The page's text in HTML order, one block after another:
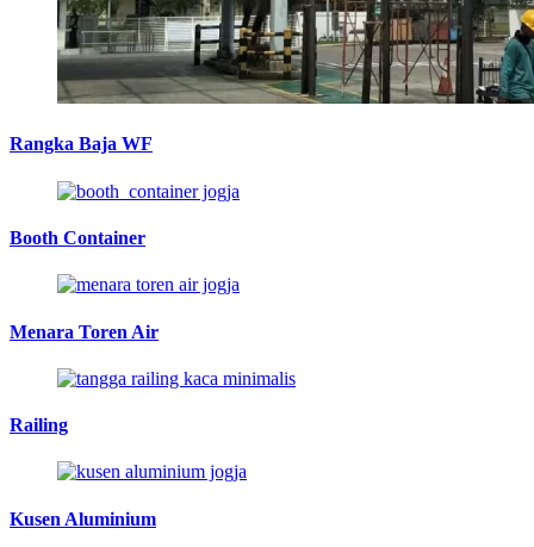
Rangka Baja WF
Booth Container
Menara Toren Air
Railing
Kusen Aluminium